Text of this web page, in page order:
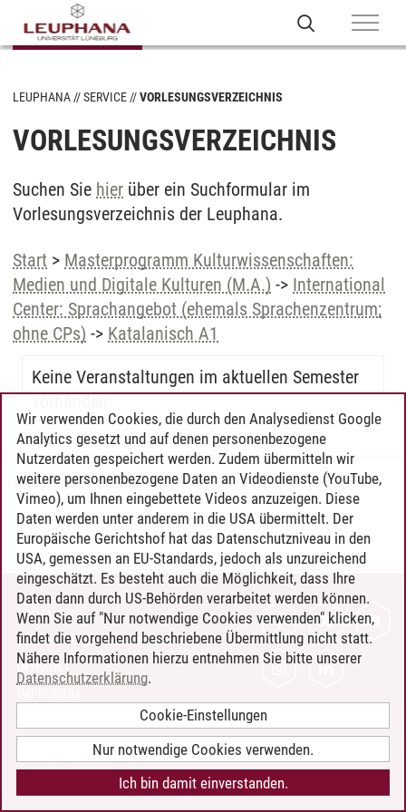
LEUPHANA SERVICE VORLESUNGSVERZEICHNIS
VORLESUNGSVERZEICHNIS
Suchen Sie hier über ein Suchformular im
Vorlesungsverzeichnis der Leuphana.
Start > Masterprogramm Kulturwissenschaften:
Medien und Digitale Kulturen (M.A.) -> International
Center: Sprachangebot (ehemals Sprachenzentrum;
ohne CPs) -> Katalanisch A1
Keine Veranstaltungen im aktuellen Semester
vorhanden
Timo Leder/30.06.2024
KONTAKT
LEUPHANA ALS ARBEITGEBER
INTRANET
BARRIEREFREIHEIT
COOKIE-EINSTELLUNGEN
Wir verwenden Cookies, die durch den Analysedienst Google
Analytics gesetzt und auf denen personenbezogene
Nutzerdaten gespeichert werden. Zudem übermitteln wir
weitere personenbezogene Daten an Videodienste (YouTube,
Vimeo), um Ihnen eingebettete Videos anzuzeigen. Diese
Daten werden unter anderem in die USA übermittelt. Der
Europäische Gerichtshof hat das Datenschutzniveau in den
USA, gemessen an EU-Standards, jedoch als unzureichend
eingeschätzt. Es besteht auch die Möglichkeit, dass Ihre
Daten dann durch US-Behörden verarbeitet werden können.
Wenn Sie auf "Nur notwendige Cookies verwenden" klicken,
findet die vorgehend beschriebene Übermittlung nicht statt.
Nähere Informationen hierzu entnehmen Sie bitte unserer
Datenschutzerklärung.
Cookie-Einstellungen
Nur notwendige Cookies verwenden.
Ich bin damit einverstanden.